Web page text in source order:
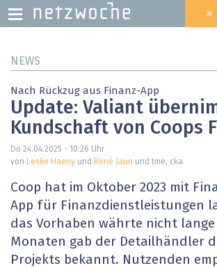
zum
HEADER
MENU
»
NEWS
Nach Rückzug aus Finanz-App
Update: Valiant
Kundschaft von Coops
Do 24.04.2025 - 10:26 Uhr
von Leslie Haeny und René Jaun und tme, cka
Coop hat im Oktober 2023 mit
App für Finanzdienstleistungen
das Vorhaben währte nicht lange
Monaten gab der Detailhändler
Projekts bekannt. Nutzenden